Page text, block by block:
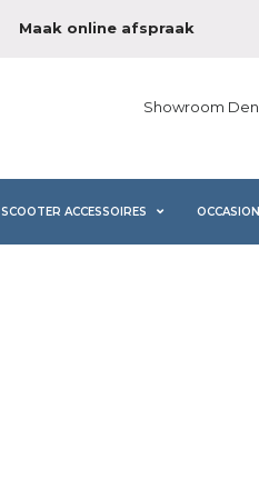
Maak online afspraak
Showroom
SCOOTER ACCESSOIRES